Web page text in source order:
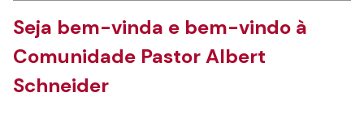
Seja bem-vinda e bem-vindo à
Comunidade Pastor Albert
Schneider